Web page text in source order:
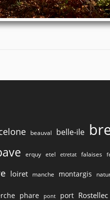
beauval belle-ile
erquy etel etretat falaises
loiret manche montargis
phare pont port Rostellec